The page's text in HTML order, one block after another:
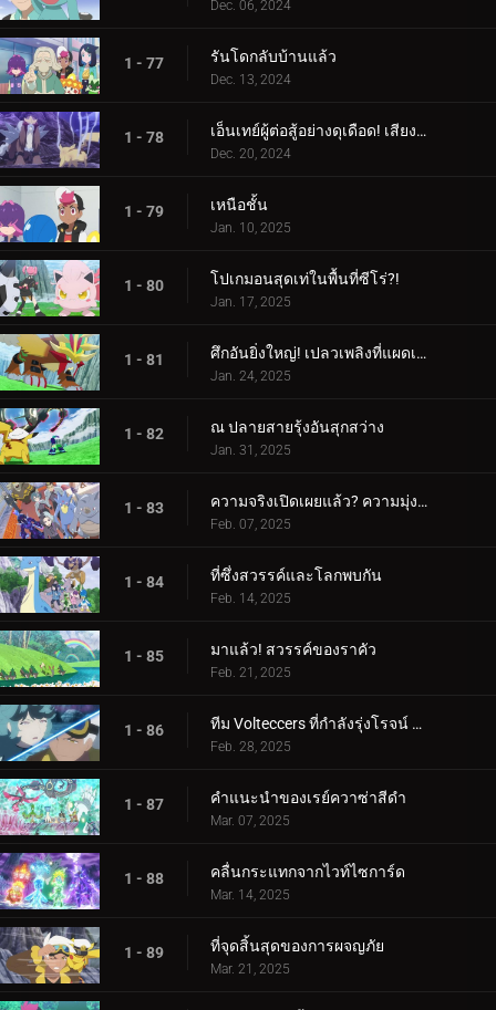
Dec. 06, 2024
1 - 77 รันโดกลับบ้านแล้ว
Dec. 13, 2024
1 - 78 เอ็นเทย์ผู้ต่อสู้อย่างดุเดือด! เสียงร้องแห่งเปลวเพลิง!!!
Dec. 20, 2024
1 - 79 เหนือชั้น
Jan. 10, 2025
1 - 80 โปเกมอนสุดเท่ในพื้นที่ซีโร่?!
Jan. 17, 2025
1 - 81 ศึกอันยิ่งใหญ่! เปลวเพลิงที่แผดเผาโลก
Jan. 24, 2025
1 - 82 ณ ปลายสายรุ้งอันสุกสว่าง
Jan. 31, 2025
1 - 83 ความจริงเปิดเผยแล้ว? ความมุ่งมั่นของอเมทิโอ
Feb. 07, 2025
1 - 84 ที่ซึ่งสวรรค์และโลกพบกัน
Feb. 14, 2025
1 - 85 มาแล้ว! สวรรค์ของราคัว
Feb. 21, 2025
1 - 86 ทีม Volteccers ที่กำลังรุ่งโรจน์ ปะทะ ทีม Explorers!
Feb. 28, 2025
1 - 87 คำแนะนำของเรย์ควาซ่าสีดำ
Mar. 07, 2025
1 - 88 คลื่นกระแทกจากไวท์ไซการ์ด
Mar. 14, 2025
1 - 89 ที่จุดสิ้นสุดของการผจญภัย
Mar. 21, 2025